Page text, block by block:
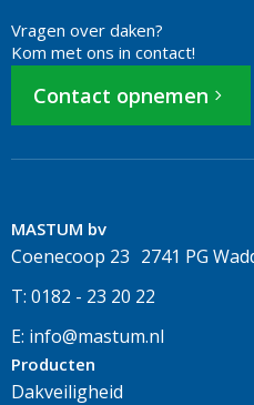
Vragen over daken?
Kom met ons in contact!
Contact opnemen
MASTUM bv
Coenecoop 23 2741 PG
T: 0182 - 23 20 22
E: info@mastum.nl
Producten
Dakveiligheid